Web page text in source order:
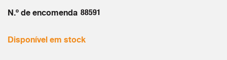
de
N.º de encomenda 88591
Disponível em stock